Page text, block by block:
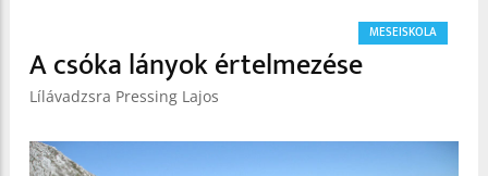
MESEISKOLA
A csóka lányok értelmezése
Lílávadzsra Pressing Lajos